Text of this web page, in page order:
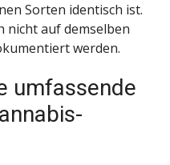
Sorten identisch ist.
auf demselben
werden.
umfassende